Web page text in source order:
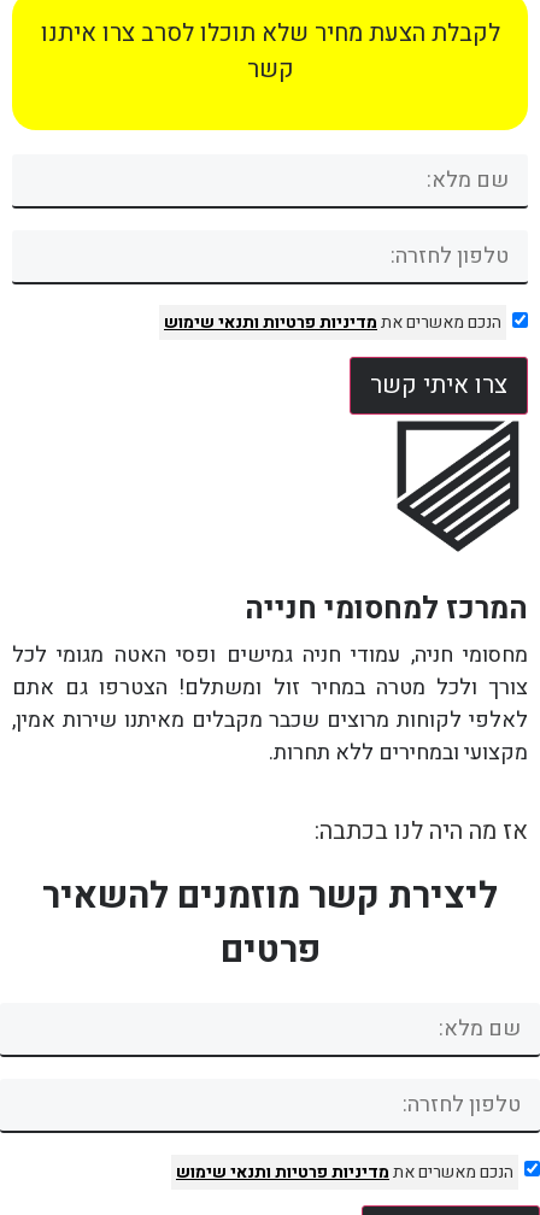
לקבלת הצעת מחיר שלא תוכלו לסרב צרו איתנו
קשר
הנכם מאשרים אתמדיניות פרטיותותנאי שימוש
צרו איתי קשר
המרכז למחסומי חנייה
מחסומי חניה, עמודי חניה גמישים ופסי האטה מגומי לכל
צורך ולכל מטרה במחיר זול ומשתלם! הצטרפו גם אתם
לאלפי לקוחות מרוצים שכבר מקבלים מאיתנו שירות אמין,
מקצועי ובמחירים ללא תחרות.
אז מה היה לנו בכתבה:
ליצירת קשר מוזמנים להשאיר
פרטים
הנכם מאשרים אתמדיניות פרטיותותנאי שימוש